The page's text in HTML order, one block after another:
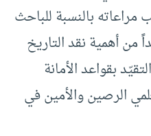
مراعاته بالنسبة للباحث
من أهمية نقد التاريخ
بقواعد الأمانة
الرصين والأمين في